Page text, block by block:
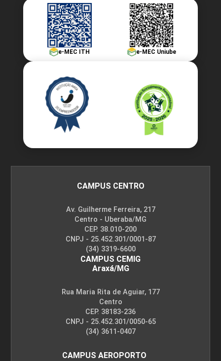
e-MEC ITH e-MEC Uniube
CAMPUS CENTRO
Av. Guilherme Ferreira, 217
Centro - Uberaba/MG
CEP. 38.010-200
CNPJ - 25.452.301/0001-87
(34) 3319-6600
CAMPUS CEMIG
Araxá/MG
Rua Maria Rita de Aguiar, 177
Centro
CEP. 38183-236
CNPJ - 25.452.301/0050-65
(34) 3611-0407
CAMPUS AEROPORTO